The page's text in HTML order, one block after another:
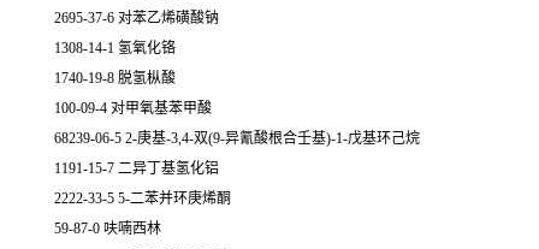
2695-37-6 对苯乙烯磺酸钠
1308-14-1 氢氧化铬
1740-19-8 脱氢枞酸
100-09-4 对甲氧基苯甲酸
68239-06-5 2-庚基-3,4-双(9-异氰酸根合壬基)-1-戊基环己烷
1191-15-7 二异丁基氢化铝
2222-33-5 5-二苯并环庚烯酮
59-87-0 呋喃西林